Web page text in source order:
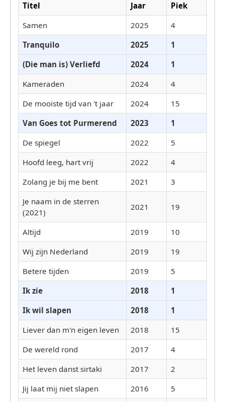
Titel Jaar
Piek
Samen
2025
4
Tranquilo
2025
1
(Die man is) Verliefd
2024
1
Kameraden
2024
4
De mooiste tijd van 't jaar
2024
15
Van Goes tot Purmerend
2023
1
De spiegel
2022
5
Hoofd leeg, hart vrij
2022
4
Zolang je bij me bent
2021
3
Je naam in de sterren
(2021)
2021 19
Altijd 2019
10
Wij zijn Nederland
2019
19
Betere tijden
2019
5
Ik zie
2018
1
Ik wil slapen
2018
1
Liever dan m'n eigen leven
2018
15
De wereld rond
2017
4
Het leven danst sirtaki
2017
2
Jij laat mij niet slapen
2016 5